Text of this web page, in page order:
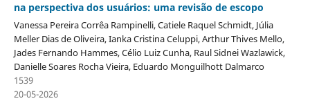
na perspectiva dos usuários: uma revisão de escopo
Vanessa Pereira Corrêa Rampinelli, Catiele Raquel Schmidt, Júlia
Meller Dias de Oliveira, Ianka Cristina Celuppi, Arthur Thives Mello,
Jades Fernando Hammes, Célio Luiz Cunha, Raul Sidnei Wazlawick,
Danielle Soares Rocha Vieira, Eduardo Monguilhott Dalmarco
1539
20-05-2026